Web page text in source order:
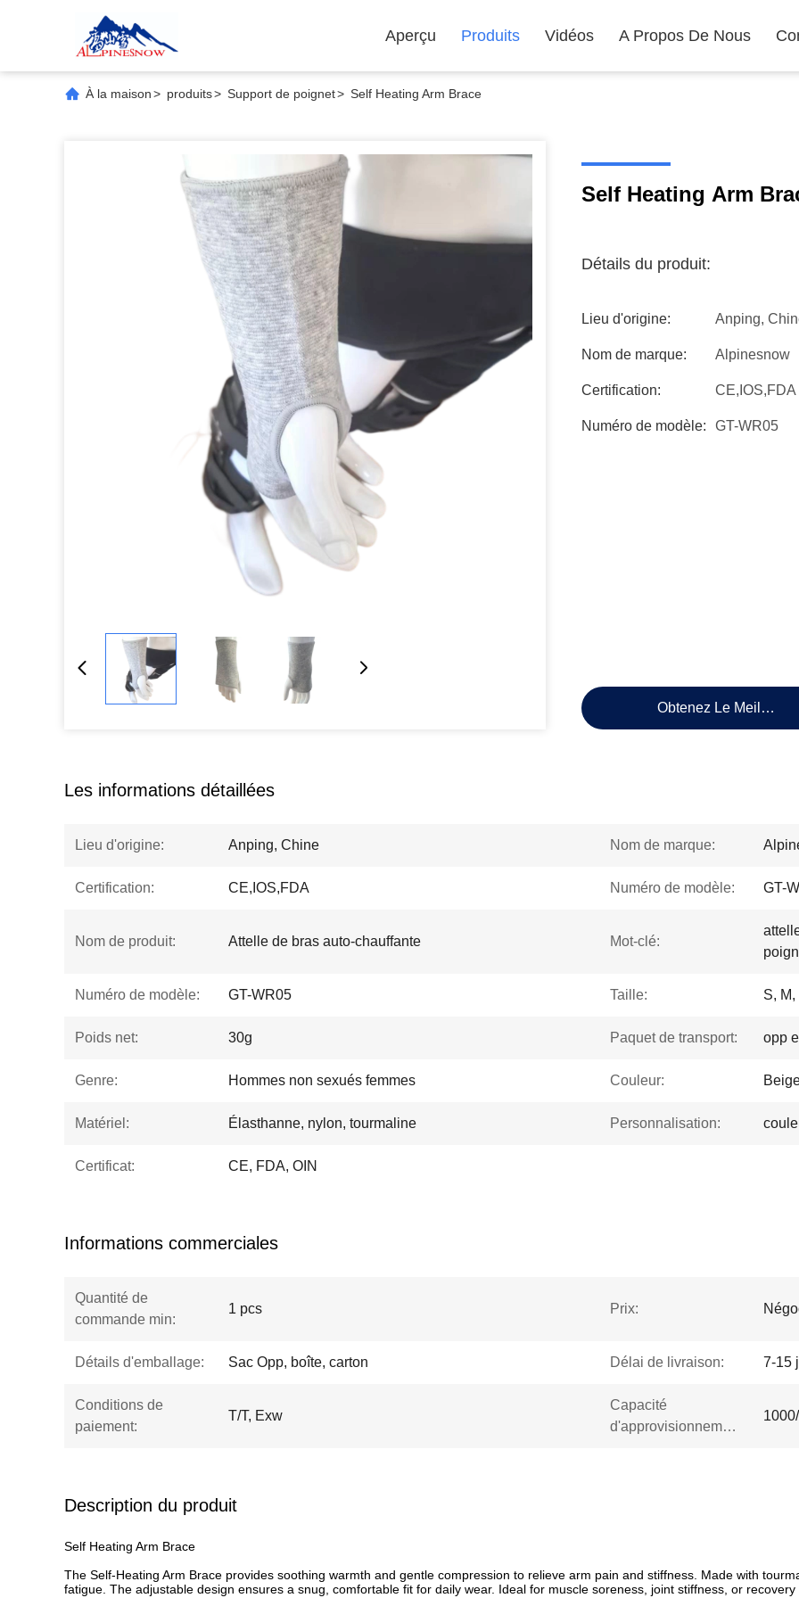
Aperçu Produits Vidéos A Propos De Nous
À la maison> produits> Support de poignet> Self Heating Arm Brace
Self Heating Arm
Détails du produit:
Lieu d'origine: Anping,
Nom de marque: Alpinesnow
Certification: CE,IOS,FDA
Numéro de modèle: GT-WR05
Obtenez Le Meilleur
Les informations détaillées
Lieu d'origine: Anping, Chine Nom de marque:
Certification: CE,IOS,FDA Numéro de modèle: GT-
Nom de produit: Attelle de bras auto-chauffante Mot-clé:
Numéro de modèle: GT-WR05 Taille: S, M,
Poids net: 30g Paquet de transport: opp
Genre: Hommes non sexués femmes Couleur:
Matériel: Élasthanne, nylon, tourmaline Personnalisation:
Certificat: CE, FDA, OIN
Informations commerciales
Quantité de
commande min:
1 pcs Prix:
Détails d'emballage: Sac Opp, boîte, carton Délai de livraison: 7-15
Conditions de
paiement:
T/T, Exw
Capacité
d'approvisionnement:
Description du produit
Self Heating Arm Brace
The Self-Heating Arm Brace provides soothing warmth and gentle compression to relieve arm pain and stiffness. Made with
fatigue. The adjustable design ensures a snug, comfortable fit for daily wear. Ideal for muscle soreness, joint stiffness, or recovery